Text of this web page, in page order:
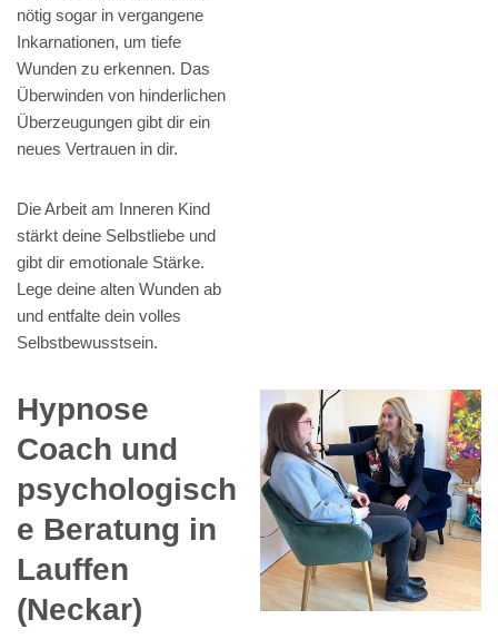
nötig sogar in vergangene
Inkarnationen, um tiefe
Wunden zu erkennen. Das
Überwinden von hinderlichen
Überzeugungen gibt dir ein
neues Vertrauen in dir.
Die Arbeit am Inneren Kind
stärkt deine Selbstliebe und
gibt dir emotionale Stärke.
Lege deine alten Wunden ab
und entfalte dein volles
Selbstbewusstsein.
Hypnose
Coach und
psychologisch
e Beratung in
Lauffen
(Neckar)